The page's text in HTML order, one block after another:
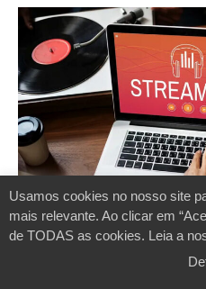
Usamos cookies no nosso site
mais relevante. Ao clicar em
de TODAS as cookies. Leia a